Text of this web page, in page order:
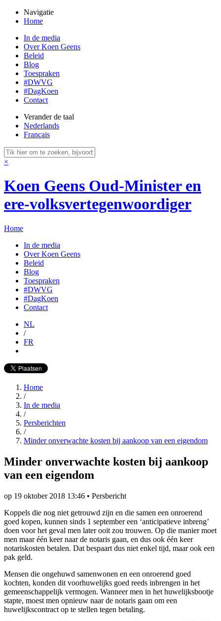
Navigatie
Home
In de media
Over Koen Geens
Beleid
Blog
Toespraken
#DWVG
#DagKoen
Contact
Verander de taal
Nederlands
Français
×
Koen Geens Oud-Minister en
ere-volksvertegenwoordiger
Home
In de media
Over Koen Geens
Beleid
Blog
Toespraken
#DWVG
#DagKoen
Contact
NL
/
FR
Home
/
In de media
/
Persberichten
/
Minder onverwachte kosten bij aankoop van een eigendom
Minder onverwachte kosten bij aankoop
van een eigendom
op 19 oktober 2018 13:46 • Persbericht
Koppels die nog niet getrouwd zijn en die samen een onroerend
goed kopen, kunnen sinds 1 september een ‘anticipatieve inbreng’
doen voor het geval men later ooit zou trouwen. Op die manier moet
men maar één keer naar de notaris gaan, en dus ook één keer
notariskosten betalen. Dat bespaart dus niet enkel tijd, maar ook een
pak geld.
Mensen die ongehuwd samenwonen en een onroerend goed
kochten, konden dit voorhuwelijks goed reeds inbrengen in het
gemeenschappelijk vermogen. Wanneer men in het huwelijksbootje
stapte, moest men opnieuw naar de notaris gaan om een
huwelijkscontract op te stellen tegen betaling.